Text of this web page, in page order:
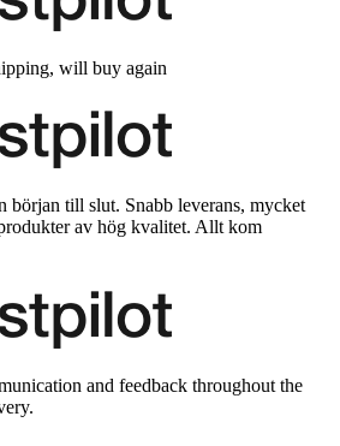
will buy again
början till slut. Snabb leverans, mycket
av hög kvalitet. Allt kom
and feedback throughout the